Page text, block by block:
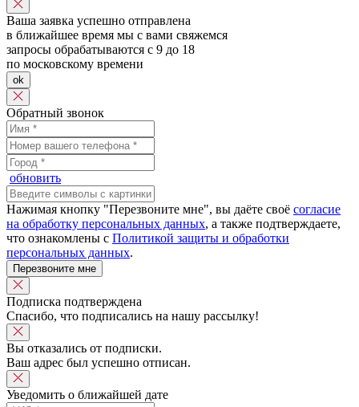
Ваша заявка успешно отправлена
в ближайшее время мы с вами свяжемся
запросы обрабатываются с 9 до 18
по московскому времени
ok
Обратный звонок
обновить
Нажимая кнопку "Перезвоните мне", вы даёте своё согласие
на обработку персональных данных, а также подтверждаете,
что ознакомлены с Политикой защиты и обработки
персональных данных.
Перезвоните мне
Подписка подтверждена
Спасибо, что подписались на нашу рассылку!
Вы отказались от подписки.
Ваш адрес был успешно отписан.
Уведомить о ближайшей дате